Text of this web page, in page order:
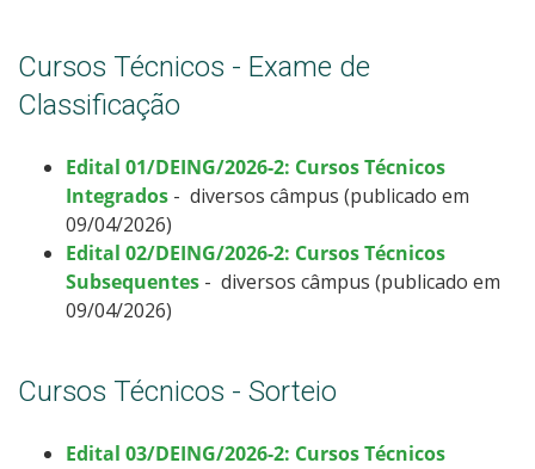
Cursos Técnicos - Exame de
Classificação
Edital 01/DEING/2026-2: Cursos Técnicos
Integrados - diversos câmpus (publicado em
09/04/2026)
Edital 02/DEING/2026-2: Cursos Técnicos
Subsequentes - diversos câmpus (publicado em
09/04/2026)
Cursos Técnicos - Sorteio
Edital 03/DEING/2026-2: Cursos Técnicos